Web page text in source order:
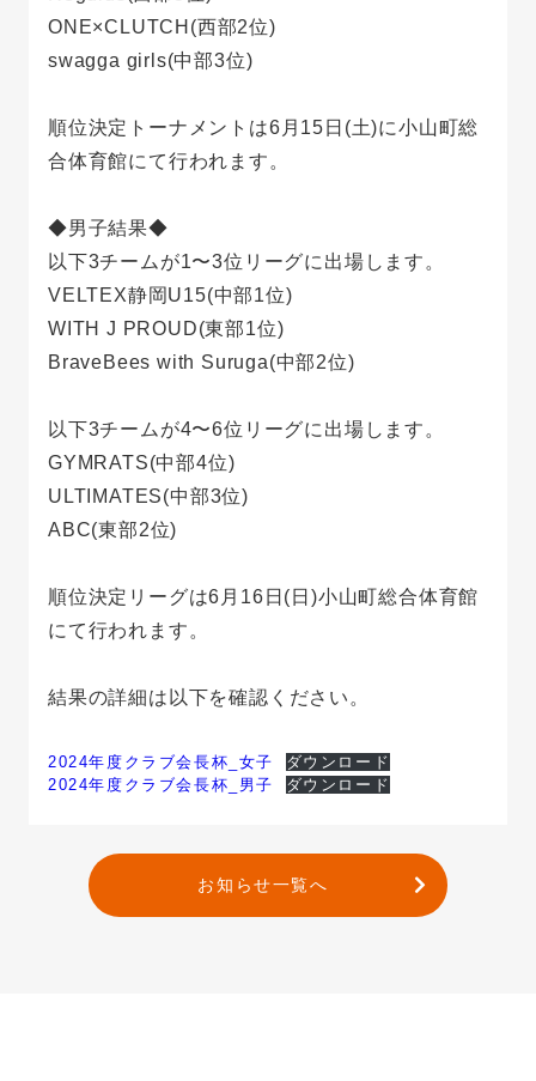
ONE×CLUTCH(西部2位)
swagga girls(中部3位)
順位決定トーナメントは6月15日(土)に小山町総
合体育館にて行われます。
◆男子結果◆
以下3チームが1〜3位リーグに出場します。
VELTEX静岡U15(中部1位)
WITH J PROUD(東部1位)
BraveBees with Suruga(中部2位)
以下3チームが4〜6位リーグに出場します。
GYMRATS(中部4位)
ULTIMATES(中部3位)
ABC(東部2位)
順位決定リーグは6月16日(日)小山町総合体育館
にて行われます。
結果の詳細は以下を確認ください。
2024年度クラブ会長杯_女子
ダウンロード
2024年度クラブ会長杯_男子
ダウンロード
お知らせ一覧へ